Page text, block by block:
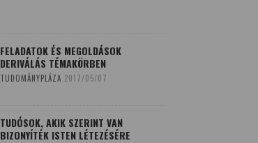
FELADATOK ÉS MEGOLDÁSOK
DERIVÁLÁS TÉMAKÖRBEN
TUDOMÁNYPLÁZA 2017/05/07
TUDÓSOK, AKIK SZERINT VAN
BIZONYÍTÉK ISTEN LÉTEZÉSÉRE